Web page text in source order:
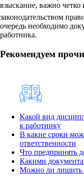
взыскание, важно четко
законодательством
очередь необходимо
работника.
Рекомендуем
Какой вид
к работнику
В какие сроки
ответственности
Что предпринять
Какими
Можно ли лишить